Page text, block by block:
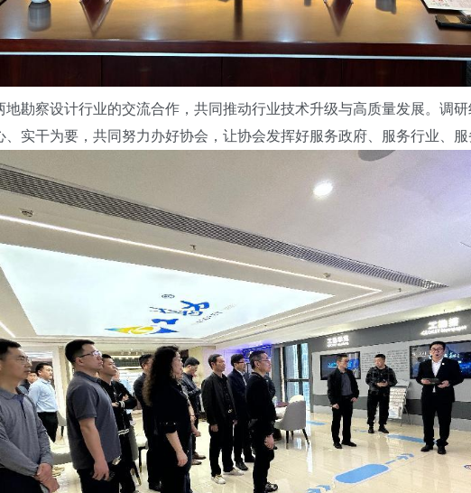
察设计行业的交流合作，共同推动行业技术升级与高质量发展。调研
实干为要，共同努力办好协会，让协会发挥好服务政府、服务行业、